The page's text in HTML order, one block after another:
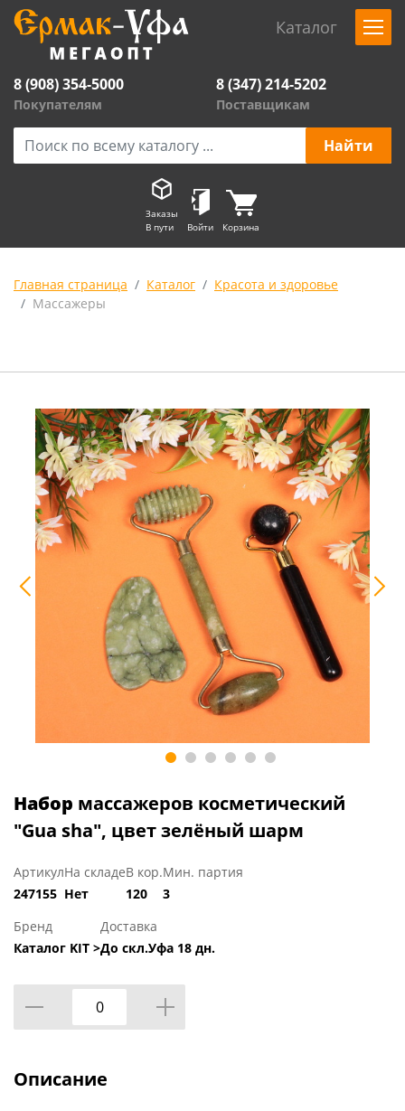
Каталог
8 (908) 354-5000
Покупателям
8 (347) 214-5202
Поставщикам
Заказы
В пути
Войти Корзина
Главная страница Каталог
Красота и здоровье
Массажеры
Набор массажеров косметический
"Gua sha", цвет зелёный шарм
Артикул
247155
На складе
Нет
В кор.
120
Мин. партия
3
Бренд
Каталог KIT >
Доставка
До скл.Уфа 18 дн.
Описание